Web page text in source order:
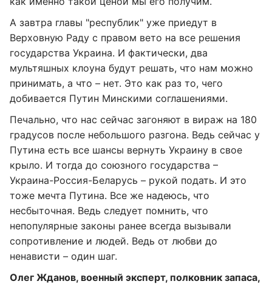
А завтра главы "республик" уже приедут в
Верховную Раду с правом вето на все решения
государства Украина. И фактически, два
мультяшных клоуна будут решать, что нам можно
принимать, а что – нет. Это как раз то, чего
добивается Путин Минскими соглашениями.
Печально, что нас сейчас загоняют в вираж на 180
градусов после небольшого разгона. Ведь сейчас у
Путина есть все шансы вернуть Украину в свое
крыло. И тогда до союзного государства –
Украина-Россия-Беларусь – рукой подать. И это
тоже мечта Путина. Все же надеюсь, что
несбыточная. Ведь следует помнить, что
непопулярные законы ранее всегда вызывали
сопротивление и людей. Ведь от любви до
ненависти – один шаг.
Олег Жданов, военный эксперт, полковник запаса,